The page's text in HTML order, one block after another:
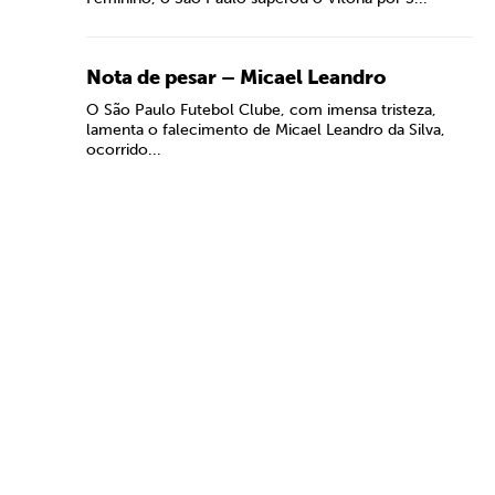
Nota de pesar – Micael Leandro
O São Paulo Futebol Clube, com imensa tristeza,
lamenta o falecimento de Micael Leandro da Silva,
ocorrido...